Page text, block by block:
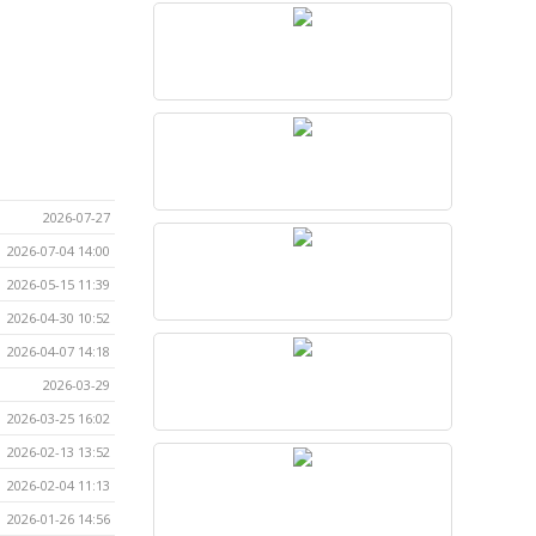
2026-07-27
2026-07-04 14:00
2026-05-15 11:39
2026-04-30 10:52
2026-04-07 14:18
2026-03-29
2026-03-25 16:02
2026-02-13 13:52
2026-02-04 11:13
2026-01-26 14:56